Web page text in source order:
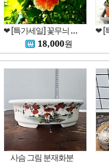
❤ [특가세일] 꽃무늬 만첩 석류 7023
18,000원
사슴 그림 분재화분